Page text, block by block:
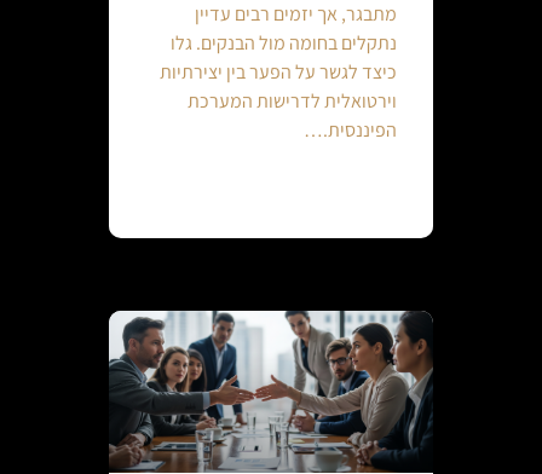
מתבגר, אך יזמים רבים עדיין
נתקלים בחומה מול הבנקים. גלו
כיצד לגשר על הפער בין יצירתיות
וירטואלית לדרישות המערכת
הפיננסית.…